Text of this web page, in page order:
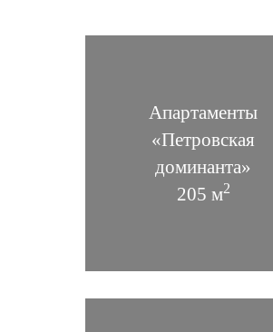
Загородный дом 1050 м2
Апартаменты
«Петровская
доминанта»
205 м2